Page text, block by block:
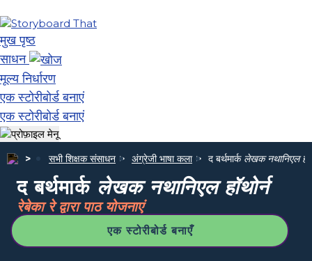
मुख पृष्ठ
साधन
मूल्य निर्धारण
एक स्टोरीबोर्ड बनाएं
एक स्टोरीबोर्ड बनाएं
सभी शिक्षक संसाधन अंग्रेजी भाषा कला द बर्थमार्क लेखक नथानिएल
द बर्थमार्क लेखक नथानिएल हॉथोर्न
रेबेका रे द्वारा पाठ योजनाएं
एक स्टोरीबोर्ड बनाएँ